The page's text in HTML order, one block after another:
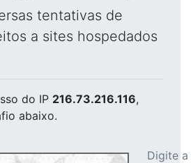
tentativas de
a sites hospedados
do IP 216.73.216.116,
abaixo.
Digite